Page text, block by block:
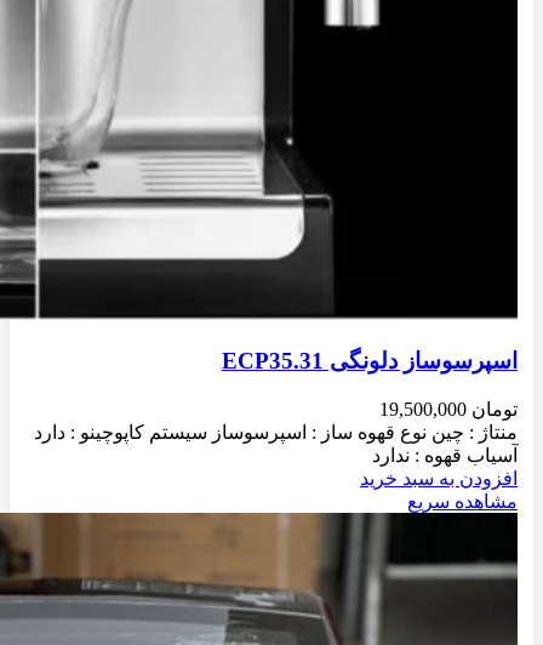
اسپرسوساز دلونگی ECP35.31
تومان
منتاژ : چین نوع قهوه ساز : اسپرسوساز سیستم کاپوچینو : دارد
آسیاب قهوه : ندارد
افزودن به سبد خرید
مشاهده سریع